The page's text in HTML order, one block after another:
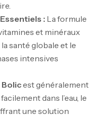
: La formule
et minéraux
santé globale et le
intensives
Bolicest généralement
dans l’eau, le
une solution